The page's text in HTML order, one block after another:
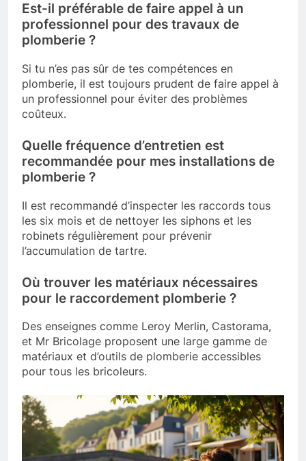
Est-il préférable de faire appel à un
professionnel pour des travaux de
plomberie ?
Si tu n’es pas sûr de tes compétences en
plomberie, il est toujours prudent de faire appel à
un professionnel pour éviter des problèmes
coûteux.
Quelle fréquence d’entretien est
recommandée pour mes installations de
plomberie ?
Il est recommandé d’inspecter les raccords tous
les six mois et de nettoyer les siphons et les
robinets régulièrement pour prévenir
l’accumulation de tartre.
Où trouver les matériaux nécessaires
pour le raccordement plomberie ?
Des enseignes comme Leroy Merlin, Castorama,
et Mr Bricolage proposent une large gamme de
matériaux et d’outils de plomberie accessibles
pour tous les bricoleurs.